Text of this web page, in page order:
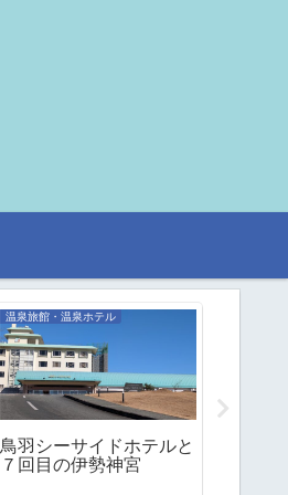
温泉旅館・温泉ホテル
鳥羽シーサイドホテルと
７回目の伊勢神宮